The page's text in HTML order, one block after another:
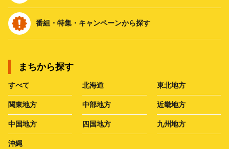
番組・特集・キャンペーンから探す
まちから探す
すべて 北海道 東北地方
関東地方 中部地方 近畿地方
中国地方 四国地方 九州地方
沖縄